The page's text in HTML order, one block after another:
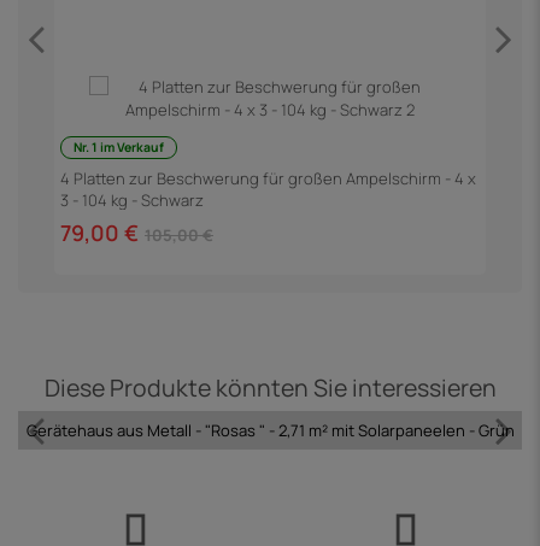
Nr. 1 im Verkauf
4 Platten zur Beschwerung für großen Ampelschirm - 4 x
3 - 104 kg - Schwarz
79,00 € 105,00 €
Diese Produkte könnten Sie interessieren
Gerätehaus aus Metall - "Rosas " - 2,71 m² mit Solarpaneelen - Grün